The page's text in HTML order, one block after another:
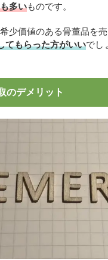
多いものです。
少価値のある骨董品を売
てもらった方がいいでし
のデメリット